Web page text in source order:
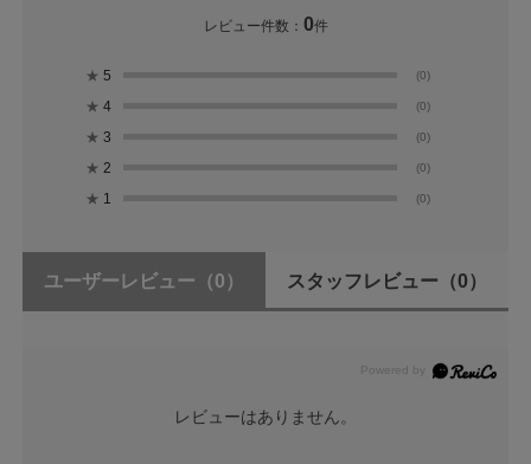
レビュー件数： 0件
★ 5 (0)
★ 4 (0)
★ 3 (0)
★ 2 (0)
★ 1 (0)
ユーザーレビュー （0） スタッフレビュー （0）
レビューはありません。